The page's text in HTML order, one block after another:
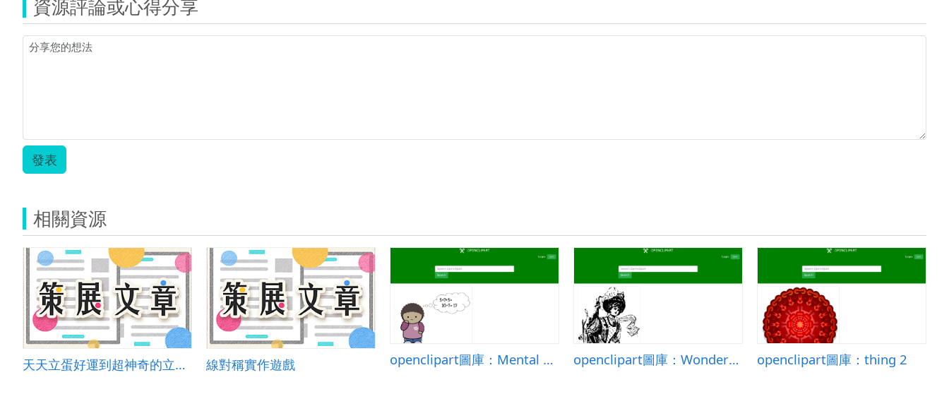
資源評論或心得分享
發表
相關資源
天天立蛋好運到超神奇的立蛋比賽 線對稱實作遊戲 openclipart圖庫：Mental Math openclipart圖庫：Wonderful Woman openclipart圖庫：thing 2